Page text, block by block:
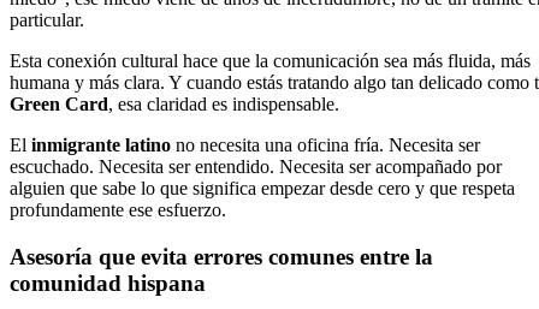
particular.
Esta conexión cultural hace que la comunicación sea más fluida, más
humana y más clara. Y cuando estás tratando algo tan delicado como
Green Card, esa claridad es indispensable.
El inmigrante latino no necesita una oficina fría. Necesita ser
escuchado. Necesita ser entendido. Necesita ser acompañado por
alguien que sabe lo que significa empezar desde cero y que respeta
profundamente ese esfuerzo.
Asesoría que evita errores comunes entre la
comunidad hispana